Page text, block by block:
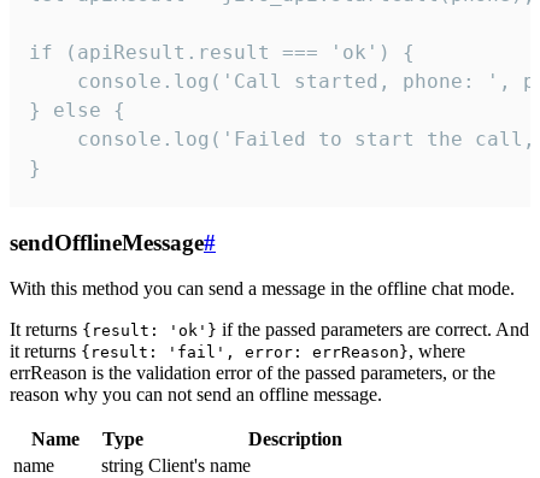
if (apiResult.result === 'ok') {
console.log('Call started, phone: ',
} else {
console.log('Failed to start the
}
sendOfflineMessage#
With this method you can send a message in the offline chat mode.
It returns {result: 'ok'} if the passed parameters are correct. And
it returns {result: 'fail', error: errReason}, where
errReason is the validation error of the passed parameters, or the
reason why you can not send an offline message.
Name Type
Description
name
string Client's name